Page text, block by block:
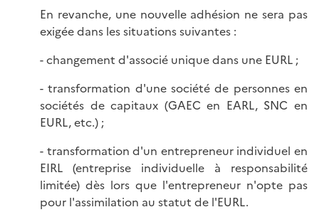
En revanche, une nouvelle adhésion ne sera pas
exigée dans les situations suivantes :
- changement d'associé unique dans une EURL ;
- transformation d'une société de personnes en
sociétés de capitaux (GAEC en EARL, SNC en
EURL, etc.) ;
- transformation d'un entrepreneur individuel en
EIRL (entreprise individuelle à responsabilité
limitée) dès lors que l'entrepreneur n'opte pas
pour l'assimilation au statut de l'EURL.